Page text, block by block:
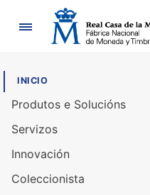
Navegación
INICIO
Produtos e Solucións
Servizos
Innovación
Coleccionista